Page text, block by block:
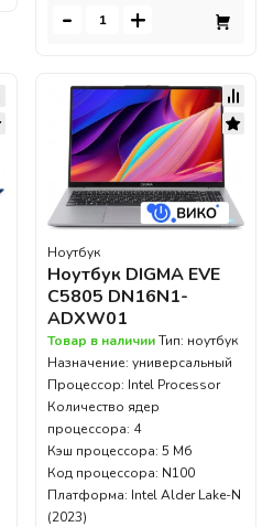
- +
Ноутбук
Ноутбук DIGMA EVE
C5805 DN16N1-
ADXW01
Товар в наличииТип: ноутбук
Назначение: универсальный
Процессор: Intel Processor
Количество ядер
процессора: 4
Кэш процессора: 5 Мб
Код процессора: N100
Платформа: Intel Alder Lake-N
(2023)